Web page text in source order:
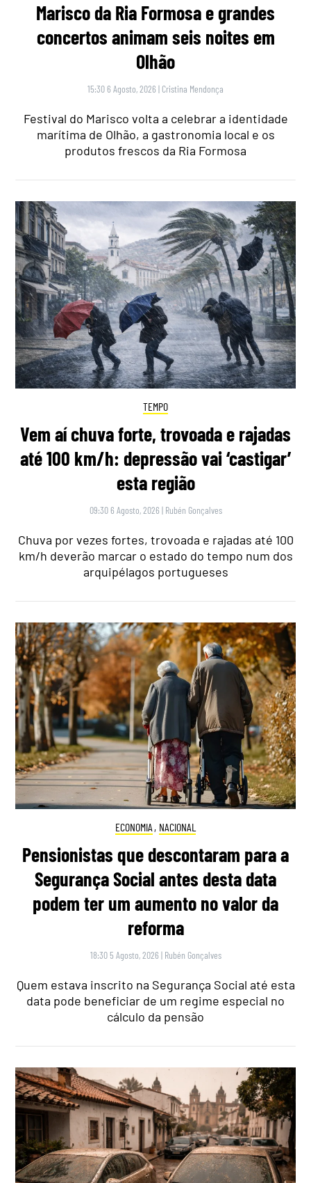
Marisco da Ria Formosa e grandes
concertos animam seis noites em
Olhão
15:30 6 Agosto, 2026 | Cristina Mendonça
Festival do Marisco volta a celebrar a identidade
marítima de Olhão, a gastronomia local e os
produtos frescos da Ria Formosa
TEMPO
Vem aí chuva forte, trovoada e rajadas
até 100 km/h: depressão vai ‘castigar’
esta região
09:30 6 Agosto, 2026 | Rubén Gonçalves
Chuva por vezes fortes, trovoada e rajadas até 100
km/h deverão marcar o estado do tempo num dos
arquipélagos portugueses
ECONOMIA , NACIONAL
Pensionistas que descontaram para a
Segurança Social antes desta data
podem ter um aumento no valor da
reforma
18:30 5 Agosto, 2026 | Rubén Gonçalves
Quem estava inscrito na Segurança Social até esta
data pode beneficiar de um regime especial no
cálculo da pensão